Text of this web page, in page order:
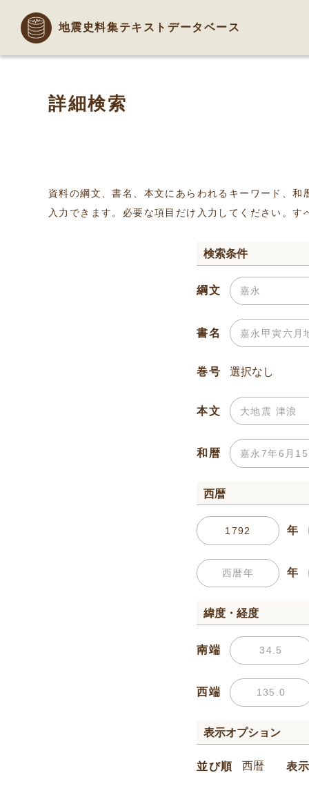
地震史料集テキストデータベース
詳細検索
資料の綱文、書名、本文にあらわれるキーワード、
入力できます。必要な項目だけ入力してください。
検索条件
綱文
書名
巻号
本文
和暦
西暦
年
年
緯度・経度
南端
西端
表示オプション
並び順 表